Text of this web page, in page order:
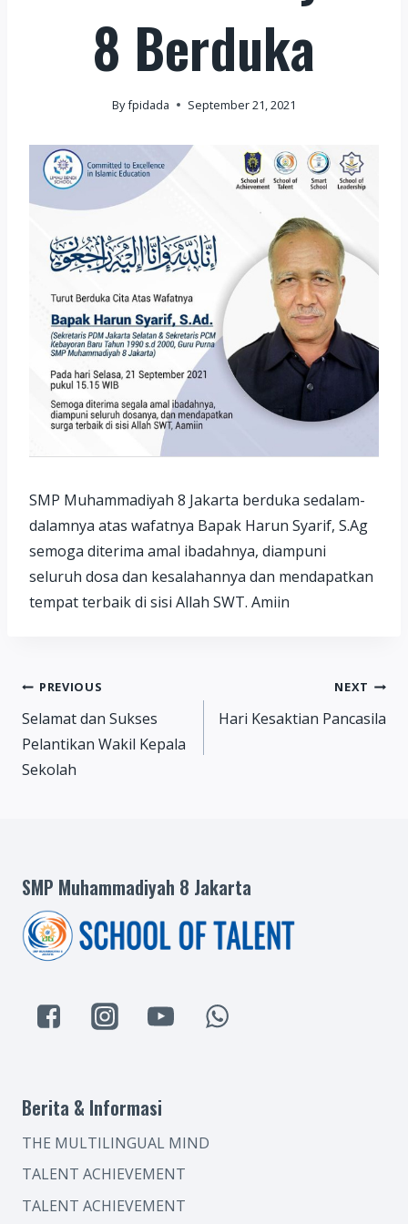
8 Berduka
Byfpidada September 21, 2021
SMP Muhammadiyah 8 Jakarta berduka sedalam-
dalamnya atas wafatnya Bapak Harun Syarif, S.Ag
semoga diterima amal ibadahnya, diampuni
seluruh dosa dan kesalahannya dan mendapatkan
tempat terbaik di sisi Allah SWT. Amiin
Post
navigation
PREVIOUS
Selamat dan Sukses
Pelantikan Wakil Kepala
Sekolah
NEXT
Hari Kesaktian Pancasila
SMP Muhammadiyah 8 Jakarta
Berita & Informasi
THE MULTILINGUAL MIND
TALENT ACHIEVEMENT
TALENT ACHIEVEMENT